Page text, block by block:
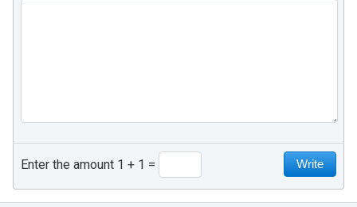
Enter the amount 1 + 1